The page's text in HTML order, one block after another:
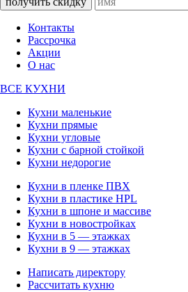
Контакты
Рассрочка
Акции
О нас
ВСЕ КУХНИ
Кухни маленькие
Кухни прямые
Кухни угловые
Кухни с барной стойкой
Кухни недорогие
Кухни в пленке ПВХ
Кухни в пластике HPL
Кухни в шпоне и массиве
Кухни в новостройках
Кухни в 5 — этажках
Кухни в 9 — этажках
Написать директору
Рассчитать кухню